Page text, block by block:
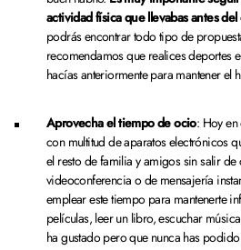
actividad física que llevabas antes
podrás encontrar todo tipo de
recomendamos que realices deportes
hacías anteriormente para mantener el
Aprovecha el tiempo de ocio: Hoy en
con multitud de aparatos electrónicos
el resto de familia y amigos sin salir de
videoconferencia o de mensajería
emplear este tiempo para mantenerte
películas, leer un libro, escuchar
ha gustado pero que nunca has